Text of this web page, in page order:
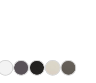
Wasser-Filter-System